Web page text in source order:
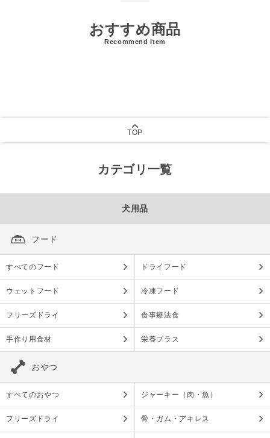
おすすめ商品
Recommend Item
TOP
カテゴリ一覧
犬用品
フード
すべてのフード ドライフード
ウェットフード 冷凍フード
フリーズドライ 食事療法食
手作り用食材 栄養プラス
おやつ
すべてのおやつ ジャーキー（肉・魚）
フリーズドライ 骨・ガム・アキレス